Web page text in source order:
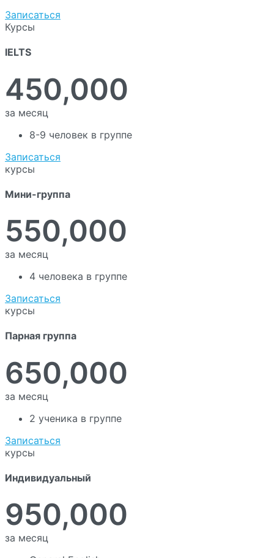
Записаться
Курсы
IELTS
450,000
за месяц
8-9 человек в группе
Записаться
курсы
Мини-группа
550,000
за месяц
4 человека в группе
Записаться
курсы
Парная группа
650,000
за месяц
2 ученика в группе
Записаться
курсы
Индивидуальный
950,000
за месяц